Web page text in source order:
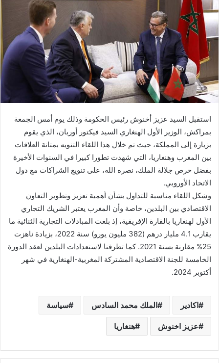
استقبل السيد عزيز أخنوش رئيس الحكومة وذلك يوم أمس الجمعة
بمراكش، الوزير الأول الهنغاري السيد فيكتور أوربان، الذي يقوم
بزيارة إلى المملكة، حيث تم خلال هذا اللقاء التنويه بمتانة العلاقات
بين المغرب وهنغاريا، التي شهدت تطورا كبيرا في السنوات الأخيرة
بفضل حرص جلالة الملك، نصره الله، على تنويع الشراكات مع دول
الاتحاد الأوروبي.
وشكل اللقاء مناسبة للتداول بشأن أهمية تعزيز وتطوير التعاون
الاقتصادي بين البلدين، خاصة وأن المغرب يعتبر الشريك التجاري
الأول لهنغاريا بالقارة الإفريقية، إذ بلغت المبادلات التجارية الثنائية ما
يقارب 4.1 مليار درهم (382 مليون يورو) سنة 2022، بزيادة ناهزت
25% مقارنة بسنة 2021. كما تطرقنا لاستعدادات البلدين لعقد الدورة
الخامسة للجنة الاقتصادية المشتركة المغربية-الهنغارية في شهر
أكتوبر 2024.
اكادير الملك محمد السادس سياسة
عزيز اخنوش هنغاريا